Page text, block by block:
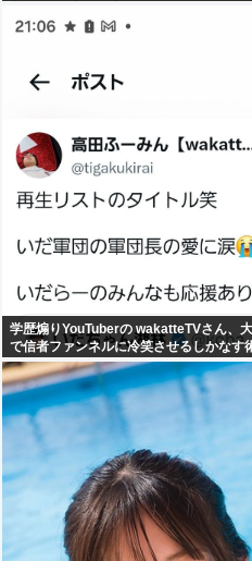
学歴煽りYouTuberの wakatteTVさん、
で信者ファンネルに冷笑させるしかなす